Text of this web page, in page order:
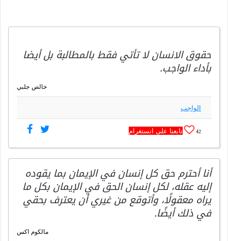
حقوق الانسان لا تأتي فقط بالمطالبة بل أيضا
بأداء الواجب.
خالص جلبي
الواجب
42 تابعنا على انستغرام
أنا أحترم حق كل إنسان في الإيمان بما يقوده
إليه عقله، لكل إنسان الحق في الإيمان بكل ما
يراه معقولًا، وأتوقع من غيري أن يعترف بحقي
في ذلك أيضًا.
مالكوم اكس